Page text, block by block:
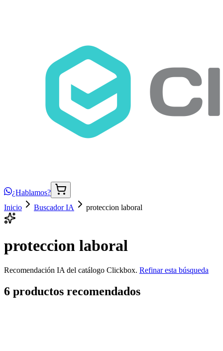
¿Hablamos?
Inicio
Buscador IA proteccion laboral
proteccion laboral
Recomendación IA del catálogo Clickbox. Refinar esta búsqueda
6 productos recomendados